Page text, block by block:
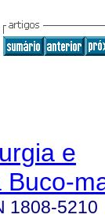
e
1808-5210